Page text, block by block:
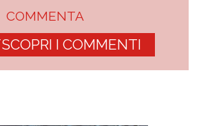
COMMENTA
I COMMENTI